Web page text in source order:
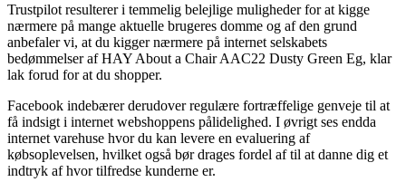
Trustpilot resulterer i temmelig belejlige muligheder for at kigge
nærmere på mange aktuelle brugeres domme og af den grund
anbefaler vi, at du kigger nærmere på internet selskabets
bedømmelser af HAY About a Chair AAC22 Dusty Green Eg, klar
lak forud for at du shopper.
Facebook indebærer derudover regulære fortræffelige genveje til at
få indsigt i internet webshoppens pålidelighed. I øvrigt ses endda
internet varehuse hvor du kan levere en evaluering af
købsoplevelsen, hvilket også bør drages fordel af til at danne dig et
indtryk af hvor tilfredse kunderne er.